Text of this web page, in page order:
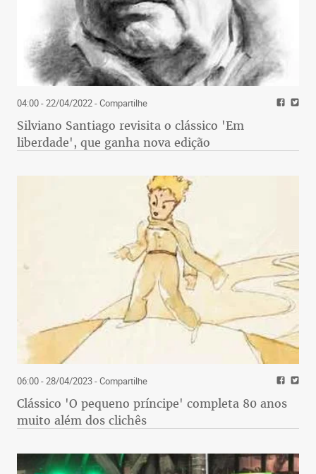
04:00 - 22/04/2022- Compartilhe
Silviano Santiago revisita o clássico 'Em
liberdade', que ganha nova edição
06:00 - 28/04/2023- Compartilhe
Clássico 'O pequeno príncipe' completa 80 anos
muito além dos clichês